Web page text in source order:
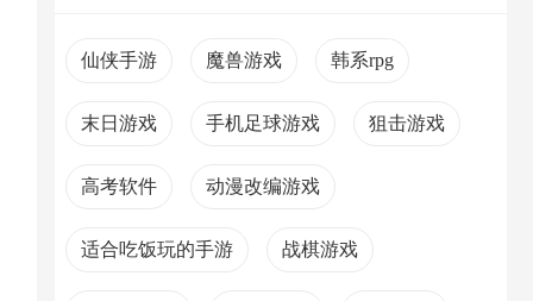
仙侠手游 魔兽游戏 韩系rpg
末日游戏 手机足球游戏 狙击游戏
高考软件 动漫改编游戏
适合吃饭玩的手游 战棋游戏